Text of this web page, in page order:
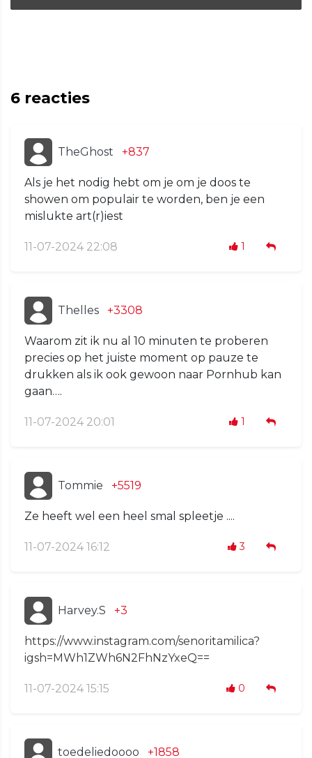
6 reacties
TheGhost +837
Als je het nodig hebt om je om je doos te
showen om populair te worden, ben je een
mislukte art(r)iest
11-07-2024 22:08 1
Thelles +3308
Waarom zit ik nu al 10 minuten te proberen
precies op het juiste moment op pauze te
drukken als ik ook gewoon naar Pornhub kan
gaan….
11-07-2024 20:01 1
Tommie +5519
Ze heeft wel een heel smal spleetje ....
11-07-2024 16:12 3
Harvey.S +3
https://www.instagram.com/senoritamilica?
igsh=MWh1ZWh6N2FhNzYxeQ==
11-07-2024 15:15 0
toedeliedoooo +1858